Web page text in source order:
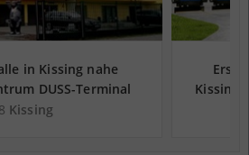
in Kissing nahe
DUSS-Terminal
- Landkreis
Kissing
Kissing